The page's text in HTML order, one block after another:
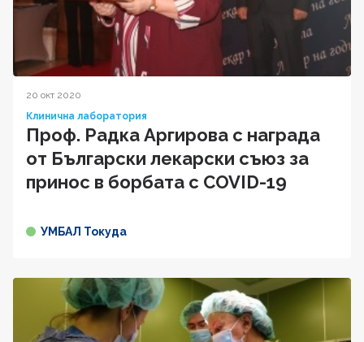
20 окт 2020
Клинична лаборатория
Проф. Радка Аргирова с награда
от Български лекарски съюз за
принос в борбата с COVID-19
УМБАЛ Токуда